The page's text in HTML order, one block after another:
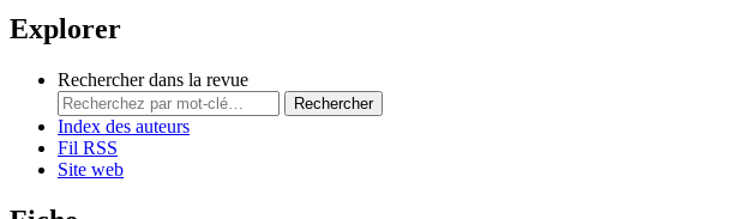
Explorer
Rechercher dans la revue
Rechercher
Index des auteurs
Fil RSS
Site web